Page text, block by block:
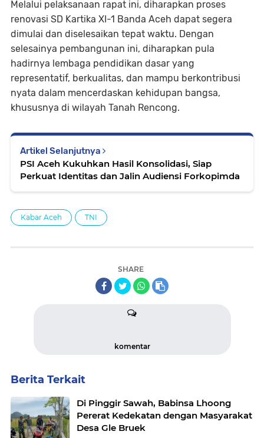
Melalui pelaksanaan rapat ini, diharapkan proses
renovasi SD Kartika XI-1 Banda Aceh dapat segera
dimulai dan diselesaikan tepat waktu. Dengan
selesainya pembangunan ini, diharapkan pula
hadirnya lembaga pendidikan dasar yang
representatif, berkualitas, dan mampu berkontribusi
nyata dalam mencerdaskan kehidupan bangsa,
khususnya di wilayah Tanah Rencong.
Artikel Selanjutnya
PSI Aceh Kukuhkan Hasil Konsolidasi, Siap
Perkuat Identitas dan Jalin Audiensi Forkopimda
Kabar Aceh TNI
SHARE
komentar
Berita Terkait
Di Pinggir Sawah, Babinsa Lhoong
Pererat Kedekatan dengan Masyarakat
Desa Gle Bruek